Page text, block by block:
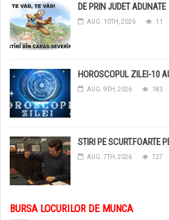
DE PRIN JUDET ADUNATE
AUG. 10TH, 2026 11
HOROSCOPUL ZILEI-10
AUG. 9TH, 2026 183
STIRI PE SCURT.FOARTE
AUG. 7TH, 2026 727
BURSA LOCURILOR DE MUNCA